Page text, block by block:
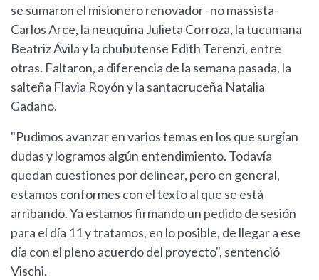
se sumaron el misionero renovador -no massista-
Carlos Arce, la neuquina Julieta Corroza, la tucumana
Beatriz Ávila y la chubutense Edith Terenzi, entre
otras. Faltaron, a diferencia de la semana pasada, la
salteña Flavia Royón y la santacruceña Natalia
Gadano.
"Pudimos avanzar en varios temas en los que surgían
dudas y logramos algún entendimiento. Todavía
quedan cuestiones por delinear, pero en general,
estamos conformes con el texto al que se está
arribando. Ya estamos firmando un pedido de sesión
para el día 11 y tratamos, en lo posible, de llegar a ese
día con el pleno acuerdo del proyecto", sentenció
Vischi.